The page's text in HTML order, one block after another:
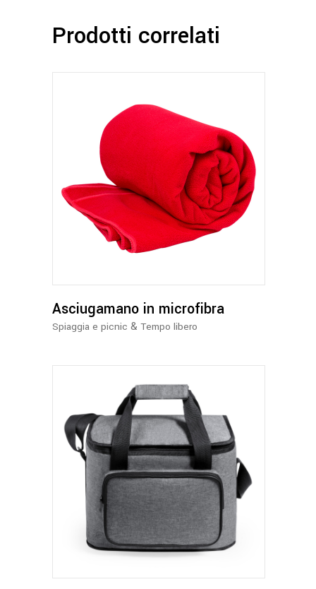
Prodotti correlati
Questo
prodotto
ha
più
varianti.
opzioni
possono
essere
del
prodotto
Asciugamano in microfibra
Spiaggia e picnic & Tempo libero